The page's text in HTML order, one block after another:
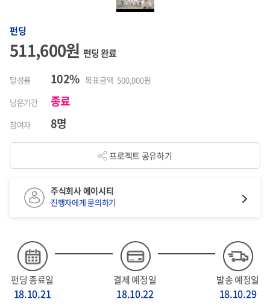
펀딩
511,600원 펀딩 완료
달성률 102% 목표금액 500,000원
남은기간
종료
참여자 8명
프로젝트 공유하기
펀딩 종료일
18.10.21
결제 예정일
18.10.22
발송 예정일
18.10.29
주식회사 에이시티
진행자에게 문의하기